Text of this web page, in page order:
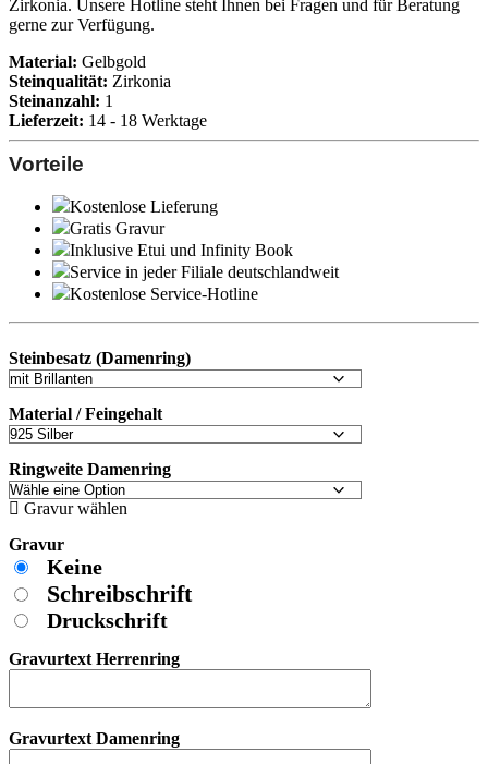
Zirkonia. Unsere Hotline steht Ihnen bei Fragen und für Beratung
gerne zur Verfügung.
Material: Gelbgold
Steinqualität: Zirkonia
Steinanzahl: 1
Lieferzeit: 14 - 18 Werktage
Vorteile
Kostenlose Lieferung
Gratis Gravur
Inklusive Etui und Infinity Book
Service in jeder Filiale deutschlandweit
Kostenlose Service-Hotline
Steinbesatz (Damenring)
Material / Feingehalt
Ringweite Damenring
Gravur wählen
Gravur
Keine
Schreibschrift
Druckschrift
Gravurtext Herrenring
Gravurtext Damenring